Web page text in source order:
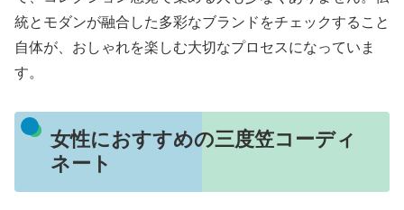
統とモダンが融合した多彩なブランドをチェックすること
自体が、おしゃれを楽しむ大切なプロセスになっていま
す。
女性におすすめの三度笠コーディ
ネート